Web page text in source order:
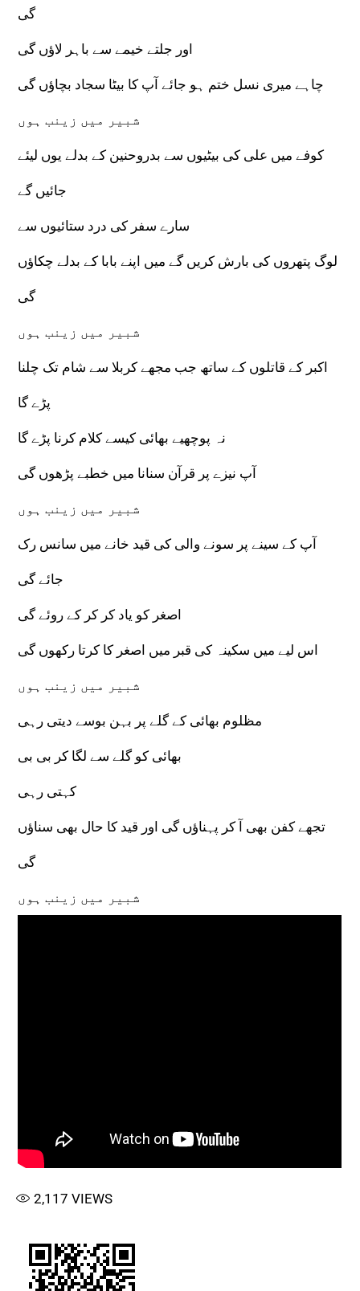
گی
اور جلتے خیمے سے باہر لاؤں گی
چاہے میری نسل ختم ہو جائے آپ کا بیٹا سجاد بچاؤں گی
شبیر میں زینب ہوں
کوفے میں علی کی بیٹیوں سے بدروحنین کے بدلے یوں لیئے
جائیں گے
سارے سفر کی درد ستائیوں سے
لوگ پتھروں کی بارش کریں گے میں اپنے بابا کے بدلے چکاؤں
گی
شبیر میں زینب ہوں
اکبر کے قاتلوں کے ساتھ جب مجھے کربلا سے شام تک چلنا
پڑے گا
نہ پوچھیے بھائی کیسے کلام کرنا پڑے گا
آپ نیزے پر قرآن سنانا میں خطبے پڑھوں گی
شبیر میں زینب ہوں
آپ کے سینے پر سونے والی کی قید خانے میں سانس رک
جائے گی
اصغر کو یاد کر کر کے روئے گی
اس لیے میں سکینہ کی قبر میں اصغر کا کرتا رکھوں گی
شبیر میں زینب ہوں
مظلوم بھائی کے گلے پر بہن بوسے دیتی رہی
بھائی کو گلے سے لگا کر بی بی
کہتی رہی
تجھے کفن بھی آ کر پہناؤں گی اور قید کا حال بھی سناؤں
گی
شبیر میں زینب ہوں
2,117 VIEWS